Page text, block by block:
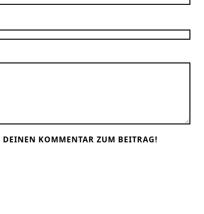
DEINEN KOMMENTAR ZUM BEITRAG!